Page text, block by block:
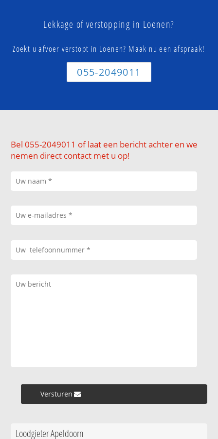
Lekkage of verstopping in Loenen?
Zoekt u afvoer verstopt in Loenen? Maak nu een afspraak!
055-2049011
Bel 055-2049011 of laat een bericht achter en we
nemen direct contact met u op!
Versturen »
Loodgieter Apeldoorn